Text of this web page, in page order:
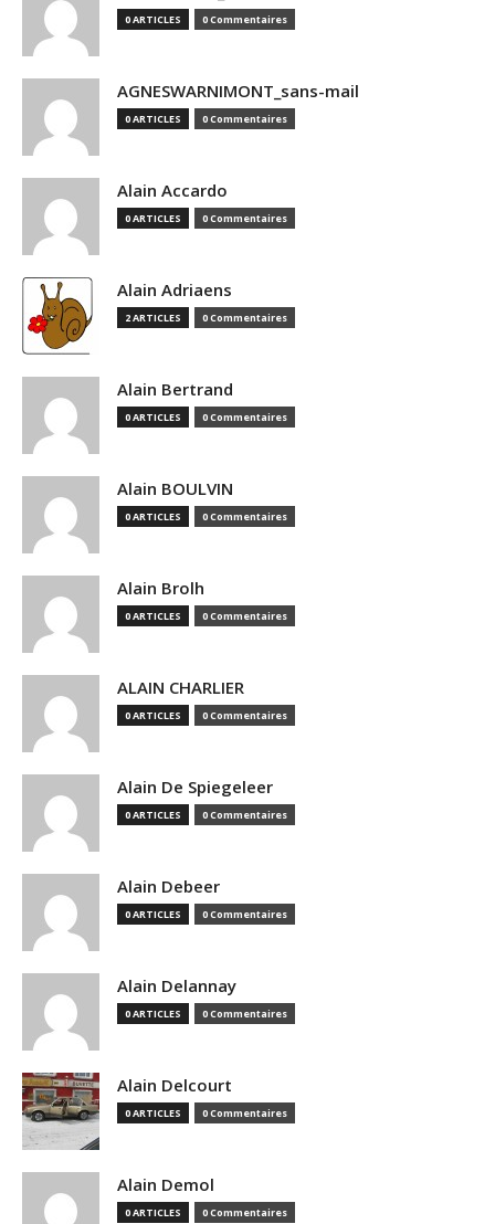
0 ARTICLES 0 Commentaires
AGNESWARNIMONT_sans-mail
0 ARTICLES 0 Commentaires
Alain Accardo
0 ARTICLES 0 Commentaires
Alain Adriaens
2 ARTICLES 0 Commentaires
Alain Bertrand
0 ARTICLES 0 Commentaires
Alain BOULVIN
0 ARTICLES 0 Commentaires
Alain Brolh
0 ARTICLES 0 Commentaires
ALAIN CHARLIER
0 ARTICLES 0 Commentaires
Alain De Spiegeleer
0 ARTICLES 0 Commentaires
Alain Debeer
0 ARTICLES 0 Commentaires
Alain Delannay
0 ARTICLES 0 Commentaires
Alain Delcourt
0 ARTICLES 0 Commentaires
Alain Demol
0 ARTICLES 0 Commentaires